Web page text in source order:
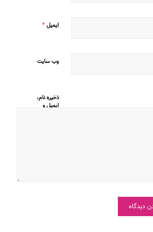
ایمیل*
وب‌ سایت
ذخیره نام،
ایمیل و